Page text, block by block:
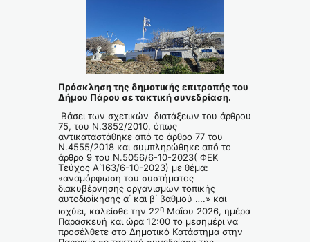
Πρόσκληση της δημοτικής επιτροπής του
Δήμου Πάρου σε τακτική συνεδρίαση.
Βάσει των σχετικών διατάξεων του άρθρου
75, του Ν.3852/2010, όπως
αντικαταστάθηκε από το άρθρο 77 του
Ν.4555/2018 και συμπληρώθηκε από το
άρθρο 9 του Ν.5056/6-10-2023( ΦΕΚ
Τεύχος Α΄163/6-10-2023) με θέμα:
«αναμόρφωση του συστήματος
διακυβέρνησης οργανισμών τοπικής
αυτοδιοίκησης α΄ και β΄ βαθμού ….» και
ισχύει, καλείσθε την 22η Μαΐου 2026, ημέρα
Παρασκευή και ώρα 12:00 το μεσημέρι να
προσέλθετε στο Δημοτικό Κατάστημα στην